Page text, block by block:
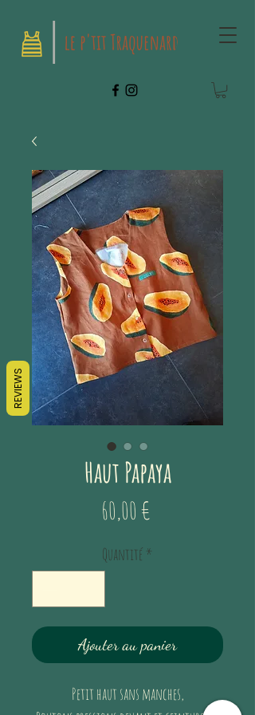
Haut Papaya
60,00 €
Quantité *
Ajouter au panier
Petit haut sans manches,
REVIEWS